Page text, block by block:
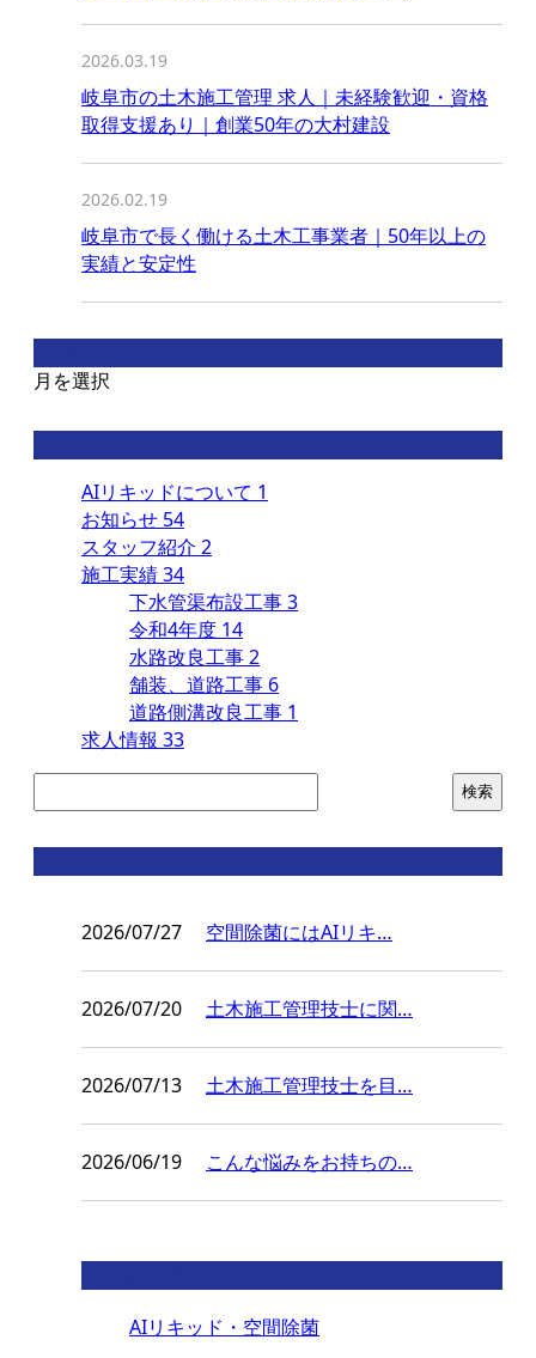
2026.03.19
岐阜市の土木施工管理 求人｜未経験歓迎・資格
取得支援あり｜創業50年の大村建設
2026.02.19
岐阜市で長く働ける土木工事業者｜50年以上の
実績と安定性
月を選択
AIリキッドについて 1
お知らせ 54
スタッフ紹介 2
施工実績34
下水管渠布設工事3
令和4年度 14
水路改良工事2
舗装、道路工事 6
道路側溝改良工事 1
求人情報 33
2026/07/27 空間除菌にはAIリキ…
2026/07/20 土木施工管理技士に関…
2026/07/13 土木施工管理技士を目…
2026/06/19 こんな悩みをお持ちの…
AIリキッド・空間除菌